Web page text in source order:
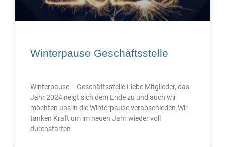
Winterpause Geschäftsstelle
Winterpause – Geschäftsstelle Liebe Mitglieder, das
Jahr 2024 neigt sich dem Ende zu und auch wir
möchten uns in die Winterpause verabschieden.Wir
tanken Kraft um im neuen Jahr wieder voll
durchstarten